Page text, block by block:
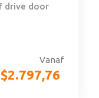
Vanaf
$2.797,76
drive door